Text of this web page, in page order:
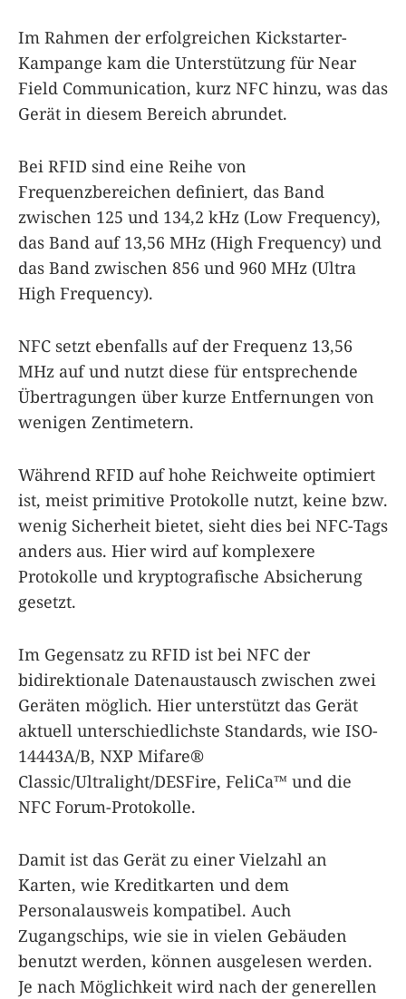
Im Rahmen der erfolgreichen Kickstarter-
Kampange kam die Unterstützung für Near
Field Communication, kurz NFC hinzu, was das
Gerät in diesem Bereich abrundet.
Bei RFID sind eine Reihe von
Frequenzbereichen definiert, das Band
zwischen 125 und 134,2 kHz (Low Frequency),
das Band auf 13,56 MHz (High Frequency) und
das Band zwischen 856 und 960 MHz (Ultra
High Frequency).
NFC setzt ebenfalls auf der Frequenz 13,56
MHz auf und nutzt diese für entsprechende
Übertragungen über kurze Entfernungen von
wenigen Zentimetern.
Während RFID auf hohe Reichweite optimiert
ist, meist primitive Protokolle nutzt, keine bzw.
wenig Sicherheit bietet, sieht dies bei NFC-Tags
anders aus. Hier wird auf komplexere
Protokolle und kryptografische Absicherung
gesetzt.
Im Gegensatz zu RFID ist bei NFC der
bidirektionale Datenaustausch zwischen zwei
Geräten möglich. Hier unterstützt das Gerät
aktuell unterschiedlichste Standards, wie ISO-
14443A/B, NXP Mifare®
Classic/Ultralight/DESFire, FeliCa™ und die
NFC Forum-Protokolle.
Damit ist das Gerät zu einer Vielzahl an
Karten, wie Kreditkarten und dem
Personalausweis kompatibel. Auch
Zugangschips, wie sie in vielen Gebäuden
benutzt werden, können ausgelesen werden.
Je nach Möglichkeit wird nach der generellen